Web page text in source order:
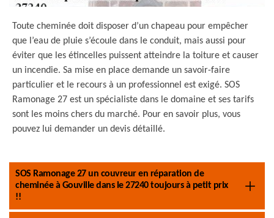
Toute cheminée doit disposer d’un chapeau pour empêcher
que l’eau de pluie s’écoule dans le conduit, mais aussi pour
éviter que les étincelles puissent atteindre la toiture et causer
un incendie. Sa mise en place demande un savoir-faire
particulier et le recours à un professionnel est exigé. SOS
Ramonage 27 est un spécialiste dans le domaine et ses tarifs
sont les moins chers du marché. Pour en savoir plus, vous
pouvez lui demander un devis détaillé.
SOS Ramonage 27 un couvreur en réparation de
cheminée à Gouville dans le 27240 toujours à petit prix
!!